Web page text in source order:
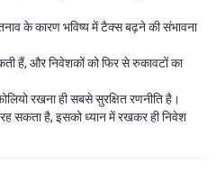
के कारण भविष्य में टैक्स बढ़ने की संभावना
हैं, और निवेशकों को फिर से रुकावटों का
रखना ही सबसे सुरक्षित रणनीति है।
सकता है, इसको ध्यान में रखकर ही निवेश